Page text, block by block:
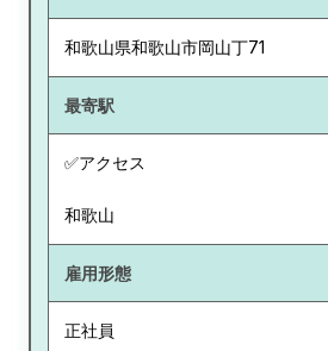
和歌山県和歌山市岡山丁71
最寄駅
✅アクセス
和歌山
雇用形態
正社員